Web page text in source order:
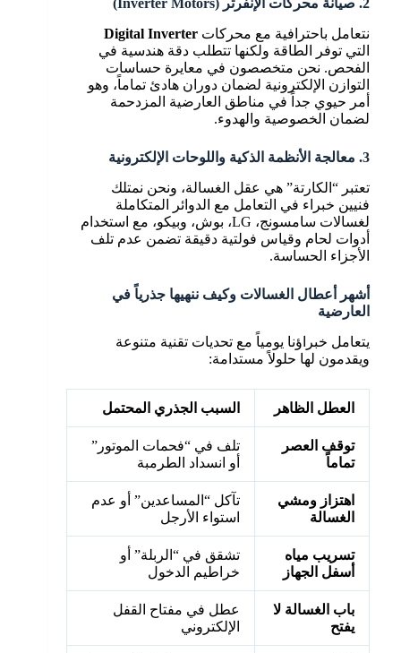
2. صيانة محركات الإنفرتر (Inverter Motors)
نتعامل باحترافية مع محركات Digital Inverter
التي توفر الطاقة ولكنها تتطلب دقة هندسية في
الفحص. نحن متخصصون في معايرة حساسات
التوازن الإلكترونية لضمان دوران هادئ تماماً، وهو
أمر حيوي جداً في مناطق العارضية المزدحمة
لضمان الخصوصية والهدوء.
3. معالجة الأنظمة الذكية واللوحات الإلكترونية
تعتبر “الكارتة” هي عقل الغسالة، ونحن نمتلك
فنيين خبراء في التعامل مع الدوائر المتكاملة
لغسالات سامسونج، LG، بوش، وبيكو، مع استخدام
أدوات لحام وقياس فولتية دقيقة تضمن عدم تلف
الأجزاء الحساسة.
أشهر أعطال الغسالات وكيف ننهيها جذرياً في
العارضية
يتعامل خبراؤنا يومياً مع تحديات تقنية متنوعة
ويقدمون لها حلولاً مستدامة:
العطل الظاهر السبب الجذري المحتمل
توقف العصر
تماماً
تلف في “فحمات الموتور”
أو انسداد الطرمبة
اهتزاز ومشي
الغسالة
تآكل “المساعدين” أو عدم
استواء الأرجل
تسريب مياه
أسفل الجهاز
تشقق في “الربلة” أو
خراطيم الدخول
باب الغسالة لا
يفتح
عطل في مفتاح القفل
الإلكتروني